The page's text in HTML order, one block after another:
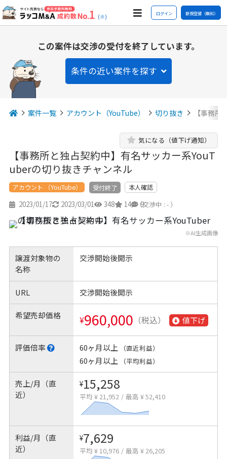
(※) ログイン 新規登録（無料）
この案件は交渉の受付を終了しています。
条件の近い案件を探す
案件一覧 アカウント（YouTube） 切り抜き 【事務
【事務所と独占契約中】有名サッカー系YouT
uberの切り抜きチャンネル
気になる（値下げ通知）
アカウント （YouTube） 受付終了 本人確認
2023/01/17 2023/03/01 348 14 9
（交渉中 : - ）
※AI生成画像
譲渡対象物の
名称
交渉開始後開示
URL 交渉開始後開示
希望売却価格 ¥960,000 （税込） 値下げ
評価倍率 60ヶ月以上 （直近利益）
60ヶ月以上 （平均利益）
売上/月（直
近）
¥15,258
平均 ¥ 21,952 / 最高 ¥ 52,410
利益/月（直
近）
¥7,629
平均 ¥ 10,976 / 最高 ¥ 26,205